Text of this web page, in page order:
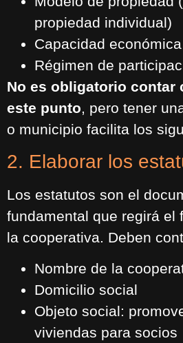
propiedad individual)
Capacidad
Régimen de
No es obligatorio contar
este punto, pero tener
o municipio facilita los
2. Elaborar los
Los estatutos son el
fundamental que regirá el
la cooperativa. Deben
Nombre de la
Domicilio social
Objeto social:
viviendas para socios